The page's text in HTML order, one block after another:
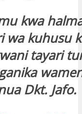
kwa
kuhusu
tayari
Dkt. Jafo.